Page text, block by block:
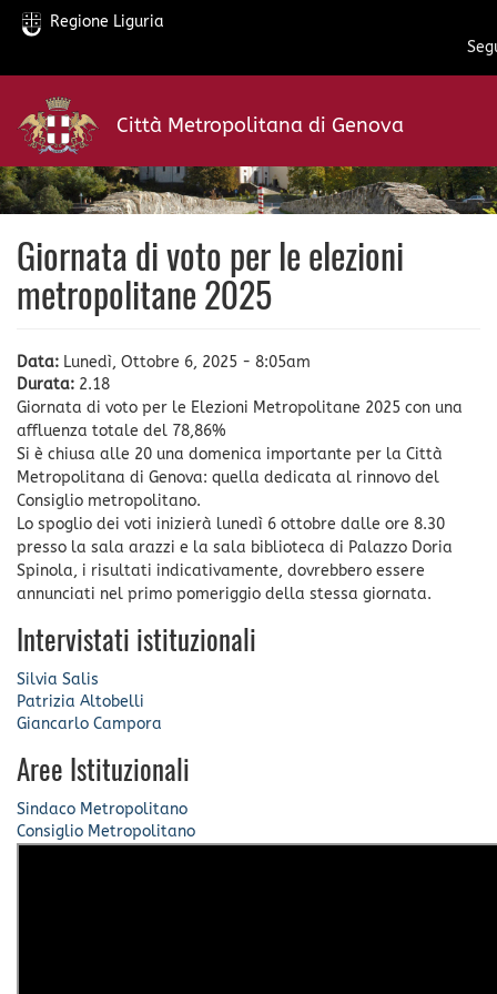
Salta
contenuto
principale
Regione Liguria
Città Metropolitana di Genova
Giornata di voto per le elezioni
metropolitane 2025
Data: Lunedì, Ottobre 6, 2025 - 8:05am
Durata: 2.18
Giornata di voto per le Elezioni Metropolitane 2025 con una
affluenza totale del 78,86%
Si è chiusa alle 20 una domenica importante per la Città
Metropolitana di Genova: quella dedicata al rinnovo del
Consiglio metropolitano.
Lo spoglio dei voti inizierà lunedì 6 ottobre dalle ore 8.30
presso la sala arazzi e la sala biblioteca di Palazzo Doria
Spinola, i risultati indicativamente, dovrebbero essere
annunciati nel primo pomeriggio della stessa giornata.
Intervistati istituzionali
Silvia Salis
Patrizia Altobelli
Giancarlo Campora
Aree Istituzionali
Sindaco Metropolitano
Consiglio Metropolitano